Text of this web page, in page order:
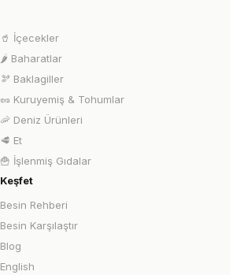
🥤 İçecekler
🌶️ Baharatlar
🫘 Baklagiller
🥜 Kuruyemiş & Tohumlar
🦐 Deniz Ürünleri
🥩 Et
🍟 İşlenmiş Gıdalar
Keşfet
Besin Rehberi
Besin Karşılaştır
Blog
English